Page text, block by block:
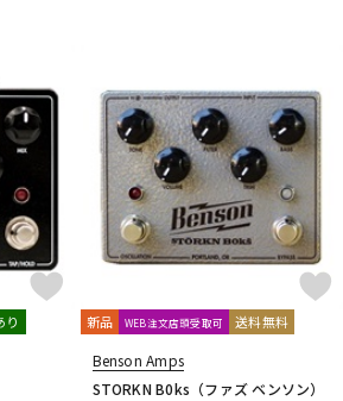
り
新品 WEB注文店頭受取可 送料無料
Benson Amps
STORKN B0ks（ファズ ベンソン）